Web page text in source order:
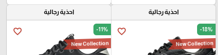
احذية رجالية
favorite_border -18%
New Collection
احذية رجالية
favorite_border -11%
New Collection